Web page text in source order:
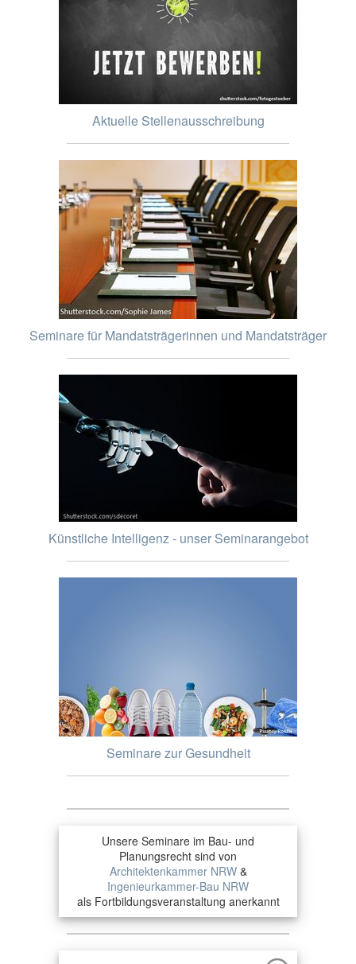
Aktuelle Stellenausschreibung
Seminare für Mandatsträgerinnen und Mandatsträger
Künstliche Intelligenz - unser Seminarangebot
Seminare zur Gesundheit
Unsere Seminare im Bau- und
Planungsrecht sind von
Architektenkammer NRW&
Ingenieurkammer-Bau NRW
als Fortbildungsveranstaltung anerkannt